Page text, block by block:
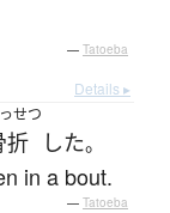
— Tatoeba
Details ▸
せつ
折 した。
in a bout.
— Tatoeba